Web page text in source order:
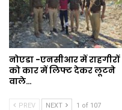
नोएडा -एनसीआर में राहगीरों
को कार में लिफ्ट देकर लूटने
वाले…
PREV NEXT 1 of 107